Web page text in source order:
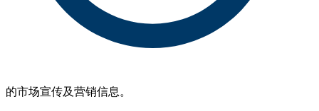
的市场宣传及营销信息。